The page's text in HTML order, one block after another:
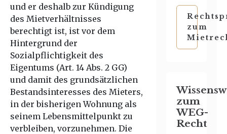
und er deshalb zur Kündigung
des Mietverhältnisses
berechtigt ist, ist vor dem
Hintergrund der
Sozialpflichtigkeit des
Eigentums (Art. 14 Abs. 2 GG)
und damit des grundsätzlichen
Bestandsinteresses des Mieters,
in der bisherigen Wohnung als
seinem Lebensmittelpunkt zu
verbleiben, vorzunehmen. Die
zum
zum
WEG-
Recht